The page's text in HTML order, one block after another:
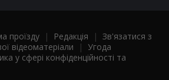
проїзду | Редакція | Зв'язатися з
відеоматеріали | Угода
у сфері конфіденційності та